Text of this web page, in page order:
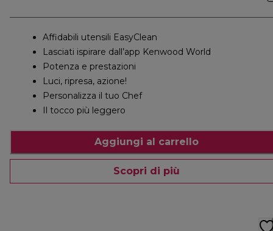
Affidabili utensili EasyClean
Lasciati ispirare dall’app Kenwood World
Potenza e prestazioni
Luci, ripresa, azione!
Personalizza il tuo Chef
Il tocco più leggero
Aggiungi al carrello
Scopri di più